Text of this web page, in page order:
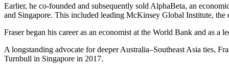
Earlier, he co-founded and subsequently sold AlphaBeta, an
and Singapore. This included leading McKinsey Global Institute, the economic research arm of McKinsey, on sustainability and resource efficiency
Fraser began his career as an economist at the World Bank and as a lecturer in economics at the University of Oxford. He holds a
A longstanding advocate for deeper Australia–Southeast Asia ties,
Turnbull in Singapore in 2017.​​​​‌ ‍ ​‍​‍‌‍ ‌ ​‍‌‍‍‌‌‍‌ ‌‍‍‌‌‍ ‍​‍​‍​ ‍‍​‍​‍‌ ​ ‌‍​‌‌‍ ‍‌‍‍‌‌ ‌​‌ ‍‌​‍ ‍‌‍‍‌‌‍ ​‍​‍​‍ ​​‍​‍‌‍‍​‌ ​‍‌‍‌‌‌‍‌‍​‍​‍​ ‍‍​‍​‍‌‍‍​‌ ‌​‌ ‌​‌ ​​​ ‍‍​‍ ​‍ ‌‍ ​‌‍ ‌‍​ ‌‍​‌‌‍ ​‌‍‍​‌‍ ‌ ​ ‌ ‌​​ ‍‍​ ​ ​ ​ ​ ​ ​ ​ ​‍ ‌‍‍‌‌‍ ‍‌ ‌​‌‍‌‌‌‍ ‍‌ ‌​​‍ ‌‍‌‌‌‍‌​‌‍‍‌‌ ‌​​‍ ‌‍ ‌‌‍ ‌‍‌​‌‍‌‌​ ‌‌ ​​‌ ​‍‌‍‌‌‌ ​ ‌‍‌‌‌‍ ‍‌ ‌​‌‍​‌‌ ‌​‌‍‍‌‌‍ ‌‍ ‍​ ‍ ‌‍‍‌‌‍‌​​ ‌​ ‌​‌‍​‌​ ‌‍​ ‍​‌‍‌‍​ ​ ​ ‍​​ ‌​​‍ ‌‌‍​‍‌‍​ ​ ‍​​ ‌‍​‍ ‌​ ‌​​ ‍‌​ ​​​ ​ ​‍ ‌‌‍​‌‌‍​‌​ ‍‌‌‍‌‍​‍ ‌‌‍‌‌​ ​ ​ ‍‌​ ‌​​ ‌‌‌‍‌‌​ ‌‌‌‍​‍‌‍‌​‌‍‌​​ ‌​‌‍‌‌​ ‍ ‌ ‌​‌ ‍‌‌ ​​‌‍‌‌​ ‌‌‍ ‍‌‍‌‌‌ ‌ ‌ ​ ​ ‍ ‌ ​​‌‍​‌‌ ‌​‌‍‍​​ ‌‌‍​ ‌‍ ‌‍ ‍‌ ‌​‌‍‌‌‌‍ ‍‌ ‌​​‍‌‌​ ‌‌‌​​‍‌‌ ‌‍‍ ‌‍‌‌‌ ‍‌​‍‌‌​ ​ ‌​‌​​‍‌‌​ ​ ‌​‌​​‍‌‌​ ​‍​ ​‍​ ‍‌​ ‍‌​ ​‌‌‍​‍​ ‌‌‌‍​‌​ ‌‌‌‍‌‍​ ​‌​ ‌​‌‍‌‍​ ​‌​‍‌‌​ ​‍​ ​‍​‍‌‌​ ‌‌‌​‌​​‍ ‍‌‍​ ‌‍‍​‌‍‍‌‌‍ ​‌‍‌​‌ ​‍‌‍‌‌‌‍ ‍​‍‌‌​ ‌‌‌​​‍‌‌ ‌‍‍ ‌‍‌‌‌ ‍‌​‍‌‌​ ​ ‌​‌​​‍‌‌​ ​ ‌​‌​​‍‌‌​ ​‍​ ​‍‌‍​‍​ ‍​​ ‍​‌‍​‌‌‍​‌‌‍​‍​ ‌ ​ ‌‌​ ‍‌‌‍​ ​ ‌‍​ ​‌​‍‌‌​ ​‍​ ​‍​‍‌‌​ ‌‌‌​‌​​‍ ‍‌ ‌​‌‍‌‌‌ ‍​‌ ‌​​ ‌‍​‍‌‍​‌‌ ​ ‌‍‌‌‌‌‌‌‌ ​‍‌‍ ​​ ‌‌‍‍​‌ ‌​‌ ‌​‌ ​​​‍‌‌​ ​ ‌​​‌​‍‌‌​ ​‍‌​‌‍​‍‌‌​ ​‍‌​‌‍‌‍ ​‌‍ ‌‍​ ‌‍​‌‌‍ ​‌‍‍​‌‍ ‌ ​ ‌ ‌​​‍‌‌​ ​ ‌​​‌​ ​ ​ ​ ​ ​ ​ ​ ​‍‌‍‌‍‍‌‌‍‌​​ ‌​ ‌​‌‍​‌​ ‌‍​ ‍​‌‍‌‍​ ​ ​ ‍​​ ‌​​‍ ‌‌‍​‍‌‍​ ​ ‍​​ ‌‍​‍ ‌​ ‌​​ ‍‌​ ​​​ ​ ​‍ ‌‌‍​‌‌‍​‌​ ‍‌‌‍‌‍​‍ ‌‌‍‌‌​ ​ ​ ‍‌​ ‌​​ ‌‌‌‍‌‌​ ‌‌‌‍​‍‌‍‌​‌‍‌​​ ‌​‌‍‌‌​‍‌‍‌ ‌​‌ ‍‌‌ ​​‌‍‌‌​ ‌‌‍ ‍‌‍‌‌‌ ‌ ‌ ​ ​‍‌‍‌ ​​‌‍​‌‌ ‌​‌‍‍​​ ‌‌‍​ ‌‍ ‌‍ ‍‌ ‌​‌‍‌‌‌‍ ‍‌ ‌​​‍‌‌​ ‌‌‌​​‍‌‌ ‌‍‍ ‌‍‌‌‌ ‍‌​‍‌‌​ ​ ‌​‌​​‍‌‌​ ​ ‌​‌​​‍‌‌​ ​‍​ ​‍​ ‍‌​ ‍‌​ ​‌‌‍​‍​ ‌‌‌‍​‌​ ‌‌‌‍‌‍​ ​‌​ ‌​‌‍‌‍​ ​‌​‍‌‌​ ​‍​ ​‍​‍‌‌​ ‌‌‌​‌​​‍ ‍‌‍​ ‌‍‍​‌‍‍‌‌‍ ​‌‍‌​‌ ​‍‌‍‌‌‌‍ ‍​‍‌‌​ ‌‌‌​​‍‌‌ ‌‍‍ ‌‍‌‌‌ ‍‌​‍‌‌​ ​ ‌​‌​​‍‌‌​ ​ ‌​‌​​‍‌‌​ ​‍​ ​‍‌‍​‍​ ‍​​ ‍​‌‍​‌‌‍​‌‌‍​‍​ ‌ ​ ‌‌​ ‍‌‌‍​ ​ ‌‍​ ​‌​‍‌‌​ ​‍​ ​‍​‍‌‌​ ‌‌‌​‌​​‍ ‍‌ ‌​‌‍‌‌‌ ‍​‌ ‌​​‍‌‍‌ ​​‌‍‌‌‌ ​‍‌ ​ ‌ ​​‌‍‌‌‌‍​ ‌ ‌​‌‍‍‌‌ ‌‍‌‍‌‌​ ‌‌ ​​‌ ‌‌‌‍​‍‌‍ ​‌‍‍‌‌ ​ ‌‍‍​‌‍‌‌‌‍‌​​‍​‍‌ ‌